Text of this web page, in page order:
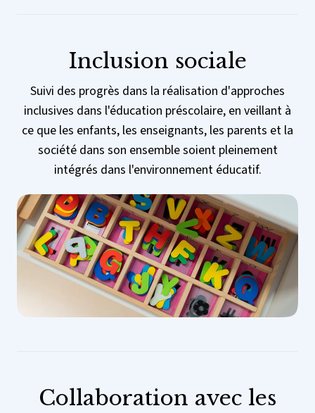
Inclusion sociale
Suivi des progrès dans la réalisation d'approches
inclusives dans l'éducation préscolaire, en veillant à
ce que les enfants, les enseignants, les parents et la
société dans son ensemble soient pleinement
intégrés dans l'environnement éducatif.
Collaboration avec les